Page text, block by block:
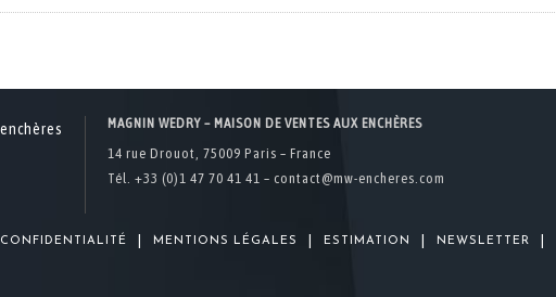
MAGNIN WEDRY – MAISON DE VENTES AUX ENCHÈRES
14 rue Drouot, 75009 Paris – France
Tél. +33 (0)1 47 70 41 41 – contact@mw-encheres.com
CONFIDENTIALITÉ MENTIONS LÉGALES ESTIMATION NEWSLETTER